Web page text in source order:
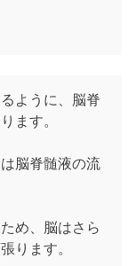
ように、脳脊
ます。
脳脊髄液の流
め、脳はさら
ります。